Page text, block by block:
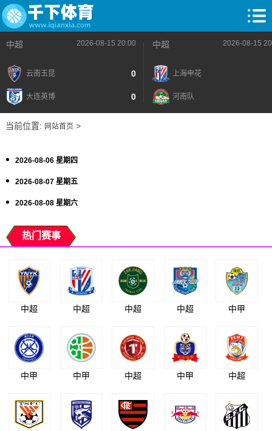
中超 2026-08-15 20:00
云南玉昆 0
大连英博 0
中超 2026-08-15
上海申花
河南队
当前位置: 网站首页>
2026-08-06 星期四
2026-08-07 星期五
2026-08-08 星期六
热门赛事
中超 中超 中超 中超 中甲
中甲 中甲 中超 中甲 中超